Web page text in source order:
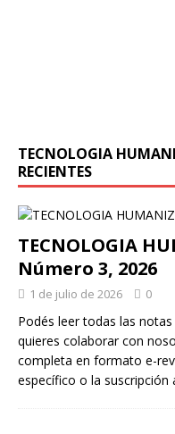
TECNOLOGIA
RECIENTES
TECNOLOGIA
Número 3, 2026
1 de julio de 2026 0
Podés leer todas las
quieres colaborar con
completa en formato e-
específico o la suscripción